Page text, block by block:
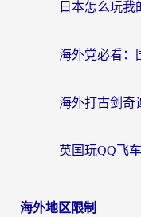
海外地区限制